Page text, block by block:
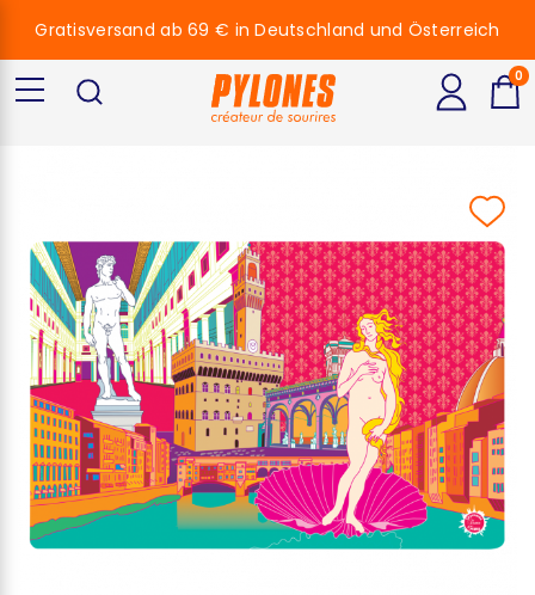
Gratisversand ab 69 € in Deutschland und Österreich
0